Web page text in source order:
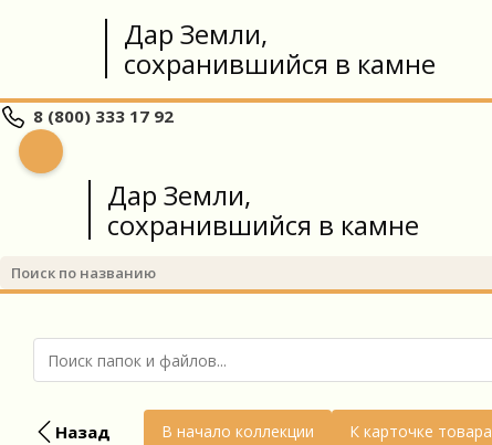
Дар Земли,
сохранившийся в камне
8 (800) 333 17 92
Дар Земли,
сохранившийся в камне
Назад В начало коллекции К карточке товара